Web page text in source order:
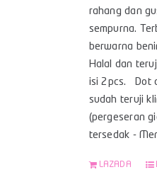
rahang dan
sempurna.
berwarna
Halal dan
isi 2pcs. Dot
sudah teruji
(pergeseran
tersedak -
LAZADA